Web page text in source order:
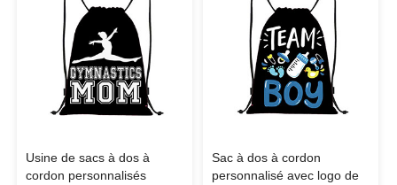
Usine de sacs à dos à
cordon personnalisés
Sac à dos à cordon
personnalisé avec logo de